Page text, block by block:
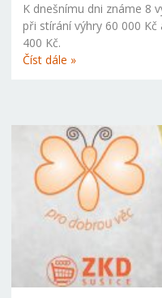
K dnešnímu dni známe 8
při stírání výhry 60 000
400 Kč.
Číst dále »